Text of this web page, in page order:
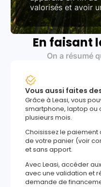
valorisés et avoir
En faisant
On a résumé
Vous aussi faites
Grâce à Leasi, vous
smartphone, laptop ou
plusieurs mois.
Choisissez le
de votre panier (voir
et sans apport.
Avec Leasi, accéder
avec une validation et
demande de